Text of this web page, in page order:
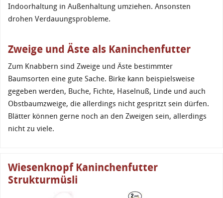
Indoorhaltung in Außenhaltung umziehen. Ansonsten
drohen Verdauungsprobleme.
Zweige und Äste als Kaninchenfutter
Zum Knabbern sind Zweige und Äste bestimmter
Baumsorten eine gute Sache. Birke kann beispielsweise
gegeben werden, Buche, Fichte, Haselnuß, Linde und auch
Obstbaumzweige, die allerdings nicht gespritzt sein dürfen.
Blätter können gerne noch an den Zweigen sein, allerdings
nicht zu viele.
Wiesenknopf Kaninchenfutter
Strukturmüsli